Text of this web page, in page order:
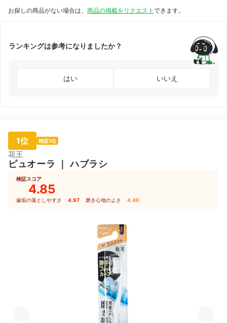
お探しの商品がない場合は、 商品の掲載をリクエスト できます。
ランキングは参考になりましたか？
はい いいえ
1位 検証1位
花王
ピュオーラ ｜ハブラシ
検証スコア
4.85
歯垢の落としやすさ 4.97 磨き心地のよさ 4.40